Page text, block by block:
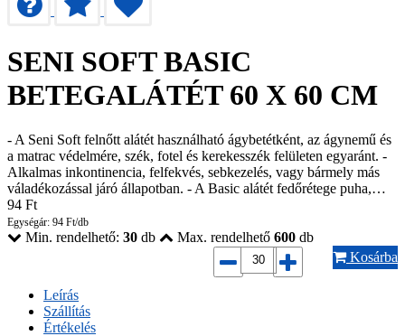
SENI SOFT BASIC
BETEGALÁTÉT 60 X 60 CM
- A Seni Soft felnőtt alátét használható ágybetétként, az ágynemű és
a matrac védelmére, szék, fotel és kerekesszék felületen egyaránt. -
Alkalmas inkontinencia, felfekvés, sebkezelés, vagy bármely más
váladékozással járó állapotban. - A Basic alátét fedőrétege puha,…
94 Ft
Egységár: 94 Ft/db
Min. rendelhető: 30 db Max. rendelhető 600 db
Kosárba
Leírás
Szállítás
Értékelés